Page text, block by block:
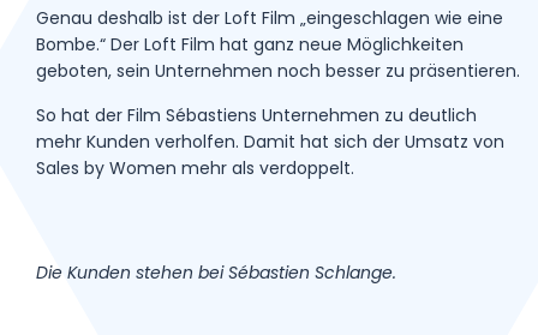
Genau deshalb ist der Loft Film „eingeschlagen wie eine
Bombe.“ Der Loft Film hat ganz neue Möglichkeiten
geboten, sein Unternehmen noch besser zu präsentieren.
So hat der Film Sébastiens Unternehmen zu deutlich
mehr Kunden verholfen. Damit hat sich der Umsatz von
Sales by Women mehr als verdoppelt.
Die Kunden stehen bei Sébastien Schlange.